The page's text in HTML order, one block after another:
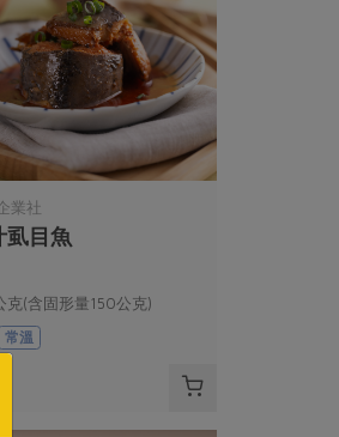
業社
虱目魚
克(含固形量150公克)
常溫